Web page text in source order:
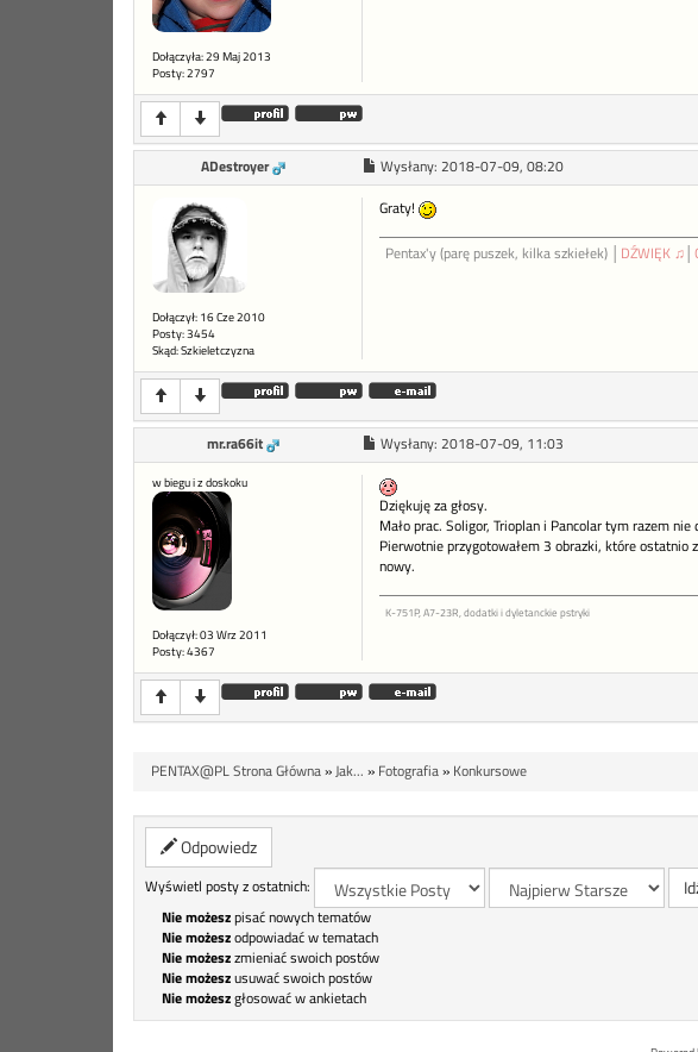
Dołączyła: 29 Maj 2013
Posty: 2797
ADestroyer Wysłany: 2018-07-09, 08:20
Dołączył: 16 Cze 2010
Posty: 3454
Skąd: Szkieletczyzna
Graty!
Pentax'y (parę puszek, kilka szkiełek) │ DŹWIĘK ♫
mr.ra66it Wysłany: 2018-07-09, 11:03
w biegu i z doskoku
Dołączył: 03 Wrz 2011
Posty: 4367
Dziękuję za głosy.
Mało prac. Soligor, Trioplan i Pancolar tym razem
Pierwotnie przygotowałem 3 obrazki, które ostatnio
nowy.
K-751P, A7-23R, dodatki i dyletanckie pstryki
PENTAX@PL Strona Główna»Jak... » Fotografia» Konkursowe
Odpowiedz
Wyświetl posty z ostatnich:
Nie możeszpisać nowych tematów
Nie możeszodpowiadać w tematach
Nie możeszzmieniać swoich postów
Nie możeszusuwać swoich postów
Nie możeszgłosować w ankietach